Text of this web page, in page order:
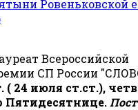
Ровеньковской
Всероссийской
СП России
( 24 июля ст.ст.),
Пятидесятнице.